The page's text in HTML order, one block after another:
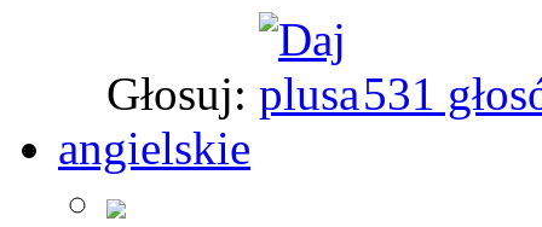
Głosuj:
531
angielskie